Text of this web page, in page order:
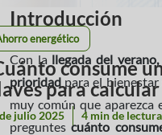
energético
consume
para
julio 2025 4 min de lectura
Introducción
Con la llegada del
prioridad para el
muy común que
preguntescuánto